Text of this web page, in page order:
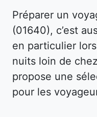
Préparer un
(01640), c’est
en particulier
nuits loin de
propose une
pour les